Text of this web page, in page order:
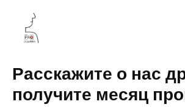
Расскажите о нас
получите месяц